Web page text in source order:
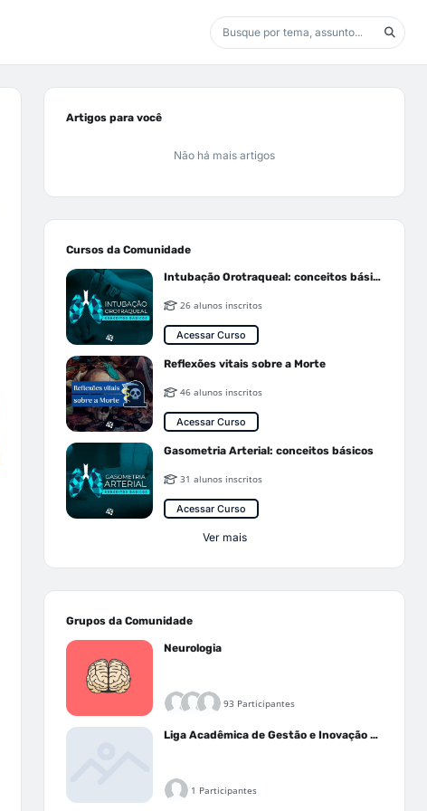
Artigos para você
Não há mais artigos
Cursos da Comunidade
Intubação Orotraqueal: conceitos básicos
26 alunos inscritos
Acessar Curso
Reflexões vitais sobre a Morte
46 alunos inscritos
Acessar Curso
Gasometria Arterial: conceitos básicos
31 alunos inscritos
Acessar Curso
Ver mais
Grupos da Comunidade
Neurologia
93 Participantes
Liga Acadêmica de Gestão e Inovação Médica - LAGIM
1 Participantes